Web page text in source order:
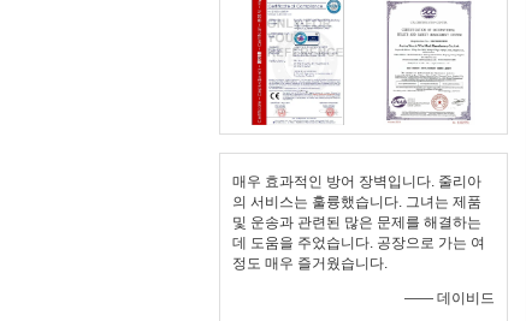
매우 효과적인 방어 장벽입니다. 줄리아
의 서비스는 훌륭했습니다. 그녀는 제품
및 운송과 관련된 많은 문제를 해결하는
데 도움을 주었습니다. 공장으로 가는 여
정도 매우 즐거웠습니다.
—— 데이비드